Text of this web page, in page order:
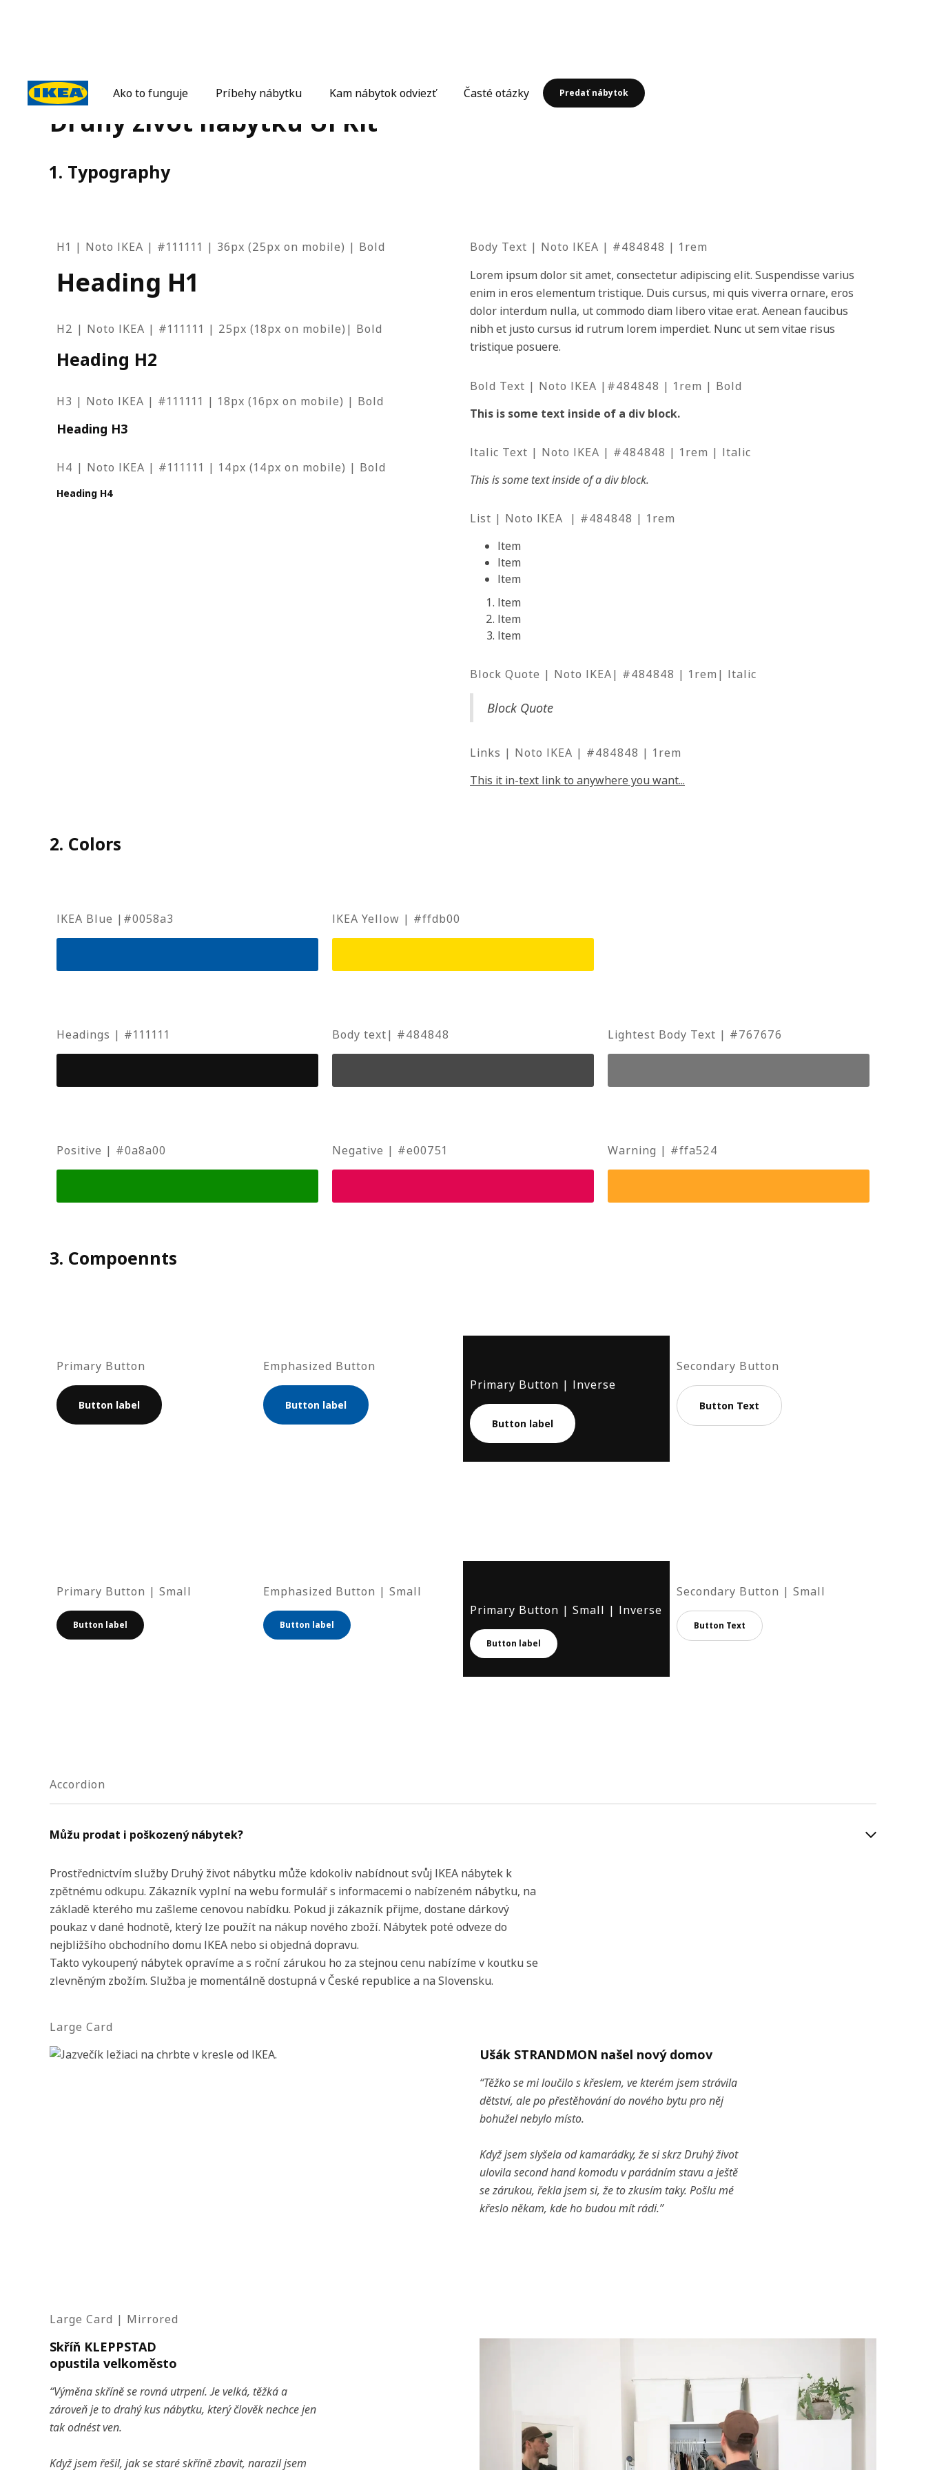
Ako to funguje Príbehy nábytku Kam nábytok odviezť Časté otázky Predať nábytok
Druhý život nábytku UI Kit
1. Typography
H1 | Noto IKEA | #111111 | 36px (25px on mobile) | Bold
Heading H1
H2 | Noto IKEA | #111111 | 25px (18px on mobile)| Bold
Heading H2
H3 | Noto IKEA | #111111 | 18px (16px on mobile) | Bold
Heading H3
H4 | Noto IKEA | #111111 | 14px (14px on mobile) | Bold
Heading H4
Body Text | Noto IKEA | #484848 | 1rem
Lorem ipsum dolor sit amet, consectetur adipiscing elit. Suspendisse varius
enim in eros elementum tristique. Duis cursus, mi quis viverra ornare, eros
dolor interdum nulla, ut commodo diam libero vitae erat. Aenean faucibus
nibh et justo cursus id rutrum lorem imperdiet. Nunc ut sem vitae risus
tristique posuere.
Bold Text | Noto IKEA |#484848 | 1rem | Bold
This is some text inside of a div block.
Italic Text | Noto IKEA | #484848 | 1rem | Italic
This is some text inside of a div block.
List | Noto IKEA | #484848 | 1rem
Item
Item
Item
Item
Item
Item
Block Quote | Noto IKEA| #484848 | 1rem| Italic
Block Quote
Links | Noto IKEA | #484848 | 1rem
This it in-text link to anywhere you want...
2. Colors
IKEA Blue |#0058a3 IKEA Yellow | #ffdb00
Headings | #111111 Body text| #484848 Lightest Body Text | #767676
Positive | #0a8a00 Negative | #e00751 Warning | #ffa524
3. Compoennts
Primary Button
Button label
Emphasized Button
Button label
Primary Button | Inverse
Button label
Secondary Button
Button Text
Primary Button | Small
Button label
Emphasized Button | Small
Button label
Primary Button | Small | Inverse
Button label
Secondary Button | Small
Button Text
Accordion
Můžu prodat i poškozený nábytek?
Prostřednictvím služby Druhý život nábytku může kdokoliv nabídnout svůj IKEA nábytek k
zpětnému odkupu. Zákazník vyplní na webu formulář s informacemi o nabízeném nábytku, na
základě kterého mu zašleme cenovou nabídku. Pokud ji zákazník přijme, dostane dárkový
poukaz v dané hodnotě, který lze použít na nákup nového zboží. Nábytek poté odveze do
nejbližšího obchodního domu IKEA nebo si objedná dopravu.
Takto vykoupený nábytek opravíme a s roční zárukou ho za stejnou cenu nabízíme v koutku se
zlevněným zbožím. Služba je momentálně dostupná v České republice a na Slovensku.
Large Card
Ušák STRANDMON našel nový domov
“Těžko se mi loučilo s křeslem, ve kterém jsem strávila
dětství, ale po přestěhování do nového bytu pro něj
bohužel nebylo místo.
Když jsem slyšela od kamarádky, že si skrz Druhý život
ulovila second hand komodu v parádním stavu a ještě
se zárukou, řekla jsem si, že to zkusím taky. Pošlu mé
křeslo někam, kde ho budou mít rádi.”
Large Card | Mirrored
Skříň KLEPPSTAD
opustila velkoměsto
“Výměna skříně se rovná utrpení. Je velká, těžká a
zároveň je to drahý kus nábytku, který člověk nechce jen
tak odnést ven.
Když jsem řešil, jak se staré skříně zbavit, narazil jsem